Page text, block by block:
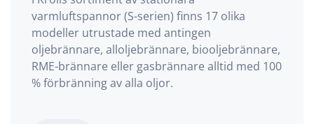
varmluftspannor (S-serien) finns 17 olika
modeller utrustade med antingen
oljebrännare, alloljebrännare, biooljebrännare,
RME-brännare eller gasbrännare alltid med 100
% förbränning av alla oljor.